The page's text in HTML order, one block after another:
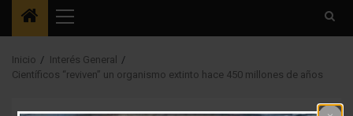
Menú
principal
Inicio
Interés General
Científicos “reviven” un organismo extinto hace 450 millones de años